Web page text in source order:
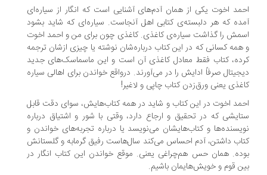
اخوت یکی از همان آدم‌های آشنایی است که انگار از سیاره‌ای
که هر دلبسته‌ی کتابی اهل آنجاست. سیاره‌ای که شاید بشود
را گذاشت سیاره‌ی کاغذی. کاغذی چون برای من و احمد اخوت
کسانی که در این کتاب درباره‌شان نوشته یا چیزی ازشان ترجمه
کتاب فقط معادل کاغذی آن است و این ماسماسک‌های جدید
صرفاً ادایش را در می‌آورند. درواقع خواندن برای اهالی سیاره
یعنی ورق‌زدن کتاب چاپی و لاغیر!
اخوت در این کتاب و شاید در همه کتاب‌هایش، سوای دقت قابل
که در تحقیق و ارجاع دارد، وقتی با شور و اشتیاق درباره
و کتاب‌هایشان می‌نویسد یا درباره تجربه‌های خواندن‌ و
داشتن‌، آدم احساس می‌کند سال‌هاست رفیق گرمابه و گلستانش
همان حس هم‌چراغی یعنی. موقع خواندن این کتاب انگار در
قوم و خویش‌هایمان باشیم.